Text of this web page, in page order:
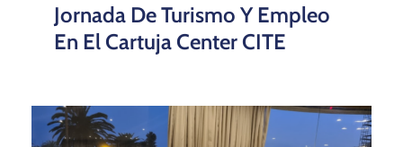
Jornada De Turismo Y Empleo
En El Cartuja Center CITE